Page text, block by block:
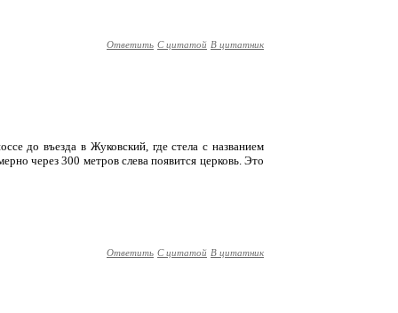
Ответить С цитатой В цитатник
до въезда в Жуковский, где стела с названием
через 300 метров слева появится церковь. Это
Ответить С цитатой В цитатник